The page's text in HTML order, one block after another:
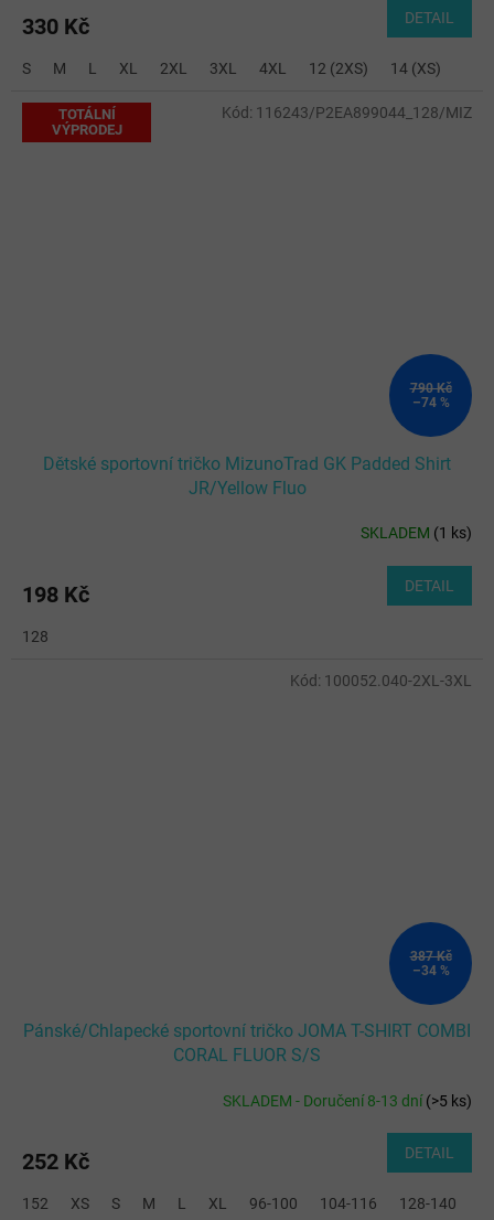
330 Kč DETAIL
S M L XL 2XL 3XL 4XL 12 (2XS) 14 (XS)
TOTÁLNÍ
VÝPRODEJ
790 Kč
–74 %
Dětské sportovní tričko MizunoTrad GK Padded Shirt
JR/Yellow Fluo
SKLADEM (1 ks)
198 Kč DETAIL
128
Kód: 116243/P2EA899044_128/MIZ
387 Kč
–34 %
Pánské/Chlapecké sportovní tričko JOMA T-SHIRT COMBI
CORAL FLUOR S/S
SKLADEM - Doručení 8-13 dní(>5 ks)
252 Kč DETAIL
152 XS S M L XL 96-100 104-116 128-140
Kód: 100052.040-2XL-3XL